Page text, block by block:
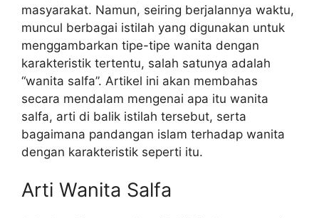
masyarakat. Namun, seiring berjalannya waktu,
muncul berbagai istilah yang digunakan untuk
menggambarkan tipe-tipe wanita dengan
karakteristik tertentu, salah satunya adalah
“wanita salfa”. Artikel ini akan membahas
secara mendalam mengenai apa itu wanita
salfa, arti di balik istilah tersebut, serta
bagaimana pandangan islam terhadap wanita
dengan karakteristik seperti itu.
Arti Wanita Salfa